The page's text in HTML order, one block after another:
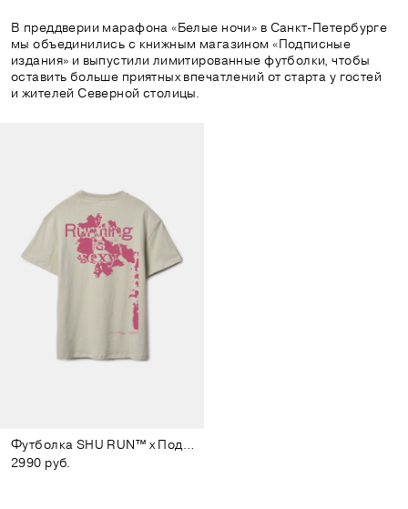
В преддверии марафона «Белые ночи» в Санкт-Петербурге
мы объединились с книжным магазином «Подписные
издания» и выпустили лимитированные футболки, чтобы
оставить больше приятных впечатлений от старта у гостей
и жителей Северной столицы.
Футболка SHU RUN™ x Подписные издания светло-зелёная
2990 руб.